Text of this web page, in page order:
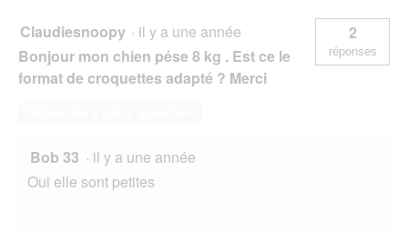
Claudiesnoopy · il y a une année
Bonjour mon chien pése 8 kg . Est ce le
format de croquettes adapté ? Merci
2
réponses
Bob 33 · il y a une année
Oui elle sont petites